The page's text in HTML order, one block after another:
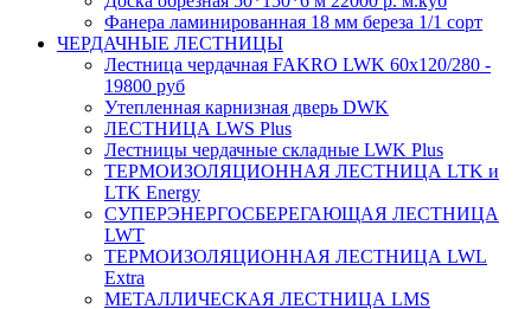
Фанера ламинированная 18 мм береза 1/1 сорт
ЧЕРДАЧНЫЕ ЛЕСТНИЦЫ
Лестница чердачная FAKRO LWK 60х120/280 -
19800 руб
Утепленная карнизная дверь DWK
ЛЕСТНИЦА LWS Plus
Лестницы чердачные складные LWK Plus
ТЕРМОИЗОЛЯЦИОННАЯ ЛЕСТНИЦА LTK и
LTK Energy
СУПЕРЭНЕРГОСБЕРЕГАЮЩАЯ ЛЕСТНИЦА
LWT
ТЕРМОИЗОЛЯЦИОННАЯ ЛЕСТНИЦА LWL
Extra
МЕТАЛЛИЧЕСКАЯ ЛЕСТНИЦА LMS